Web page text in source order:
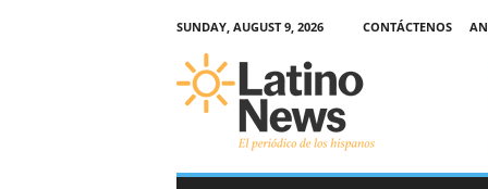
SUNDAY, AUGUST 9, 2026 CONTÁCTENOS